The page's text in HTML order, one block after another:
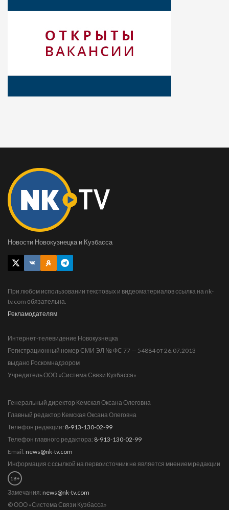
Новости Новокузнецка и Кузбасса
При любом использовании текстовых и видеоматериалов ссылка на nk-
tv.com обязательна.
Рекламодателям
Интернет-телевидение Новокузнецка
Регистрационный номер СМИ ЭЛ № ФС 77 — 54884 от 26.07.2013
выдано Роскомнадзором
Учредитель ООО «Система Связи Кузбасса»
Генеральный директор Кемская Оксана Олеговна
Главный редактор Кемская Оксана Олеговна
Телефон редакции: 8-913-130-02-99
Телефон главного редактора: 8-913-130-02-99
Email: news@nk-tv.com
Информация с ссылкой на первоисточник не является мнением редакции
18+
Замечания: news@nk-tv.com
© ООО «Система Связи Кузбасса»